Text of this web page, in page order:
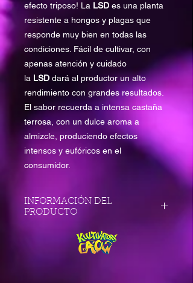
efecto triposo! La LSD es una planta
resistente a hongos y plagas que
responde muy bien en todas las
condiciones. Fácil de cultivar, con
apenas atención y cuidado
la LSD dará al productor un alto
rendimiento con grandes resultados.
El sabor recuerda a intensa castaña
terrosa, con un dulce aroma a
almizcle, produciendo efectos
intensos y eufóricos en el
consumidor.
INFORMACIÓN DEL
PRODUCTO
Tipo Feminizada
Fotoperiodo Normal